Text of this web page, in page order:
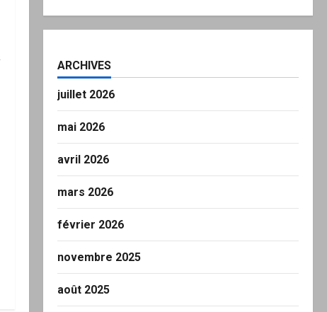
ARCHIVES
juillet 2026
mai 2026
avril 2026
mars 2026
février 2026
novembre 2025
août 2025